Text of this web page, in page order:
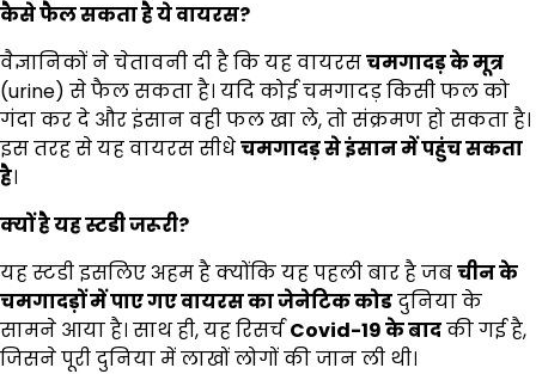
कैसे फैल सकता है ये वायरस?
वैज्ञानिकों ने चेतावनी दी है कि यह वायरसचमगादड़ के मूत्र
(urine) से फैल सकता है। यदि कोई चमगादड़ किसी फल को
गंदा कर दे और इंसान वही फल खा ले, तो संक्रमण हो सकता है।
इस तरह से यह वायरस सीधेचमगादड़ से इंसान में पहुंच सकता
है।
क्यों है यह स्टडी जरूरी?
यह स्टडी इसलिए अहम है क्योंकि यह पहली बार है जबचीन के
चमगादड़ों में पाए गए वायरस का जेनेटिक कोडदुनिया के
सामने आया है। साथ ही, यह रिसर्चCovid-19के बादकी गई है,
जिसने पूरी दुनिया में लाखों लोगों की जान ली थी।